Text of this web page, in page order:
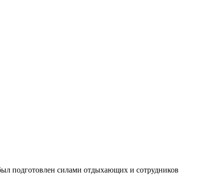
подготовлен силами отдыхающих и сотрудников